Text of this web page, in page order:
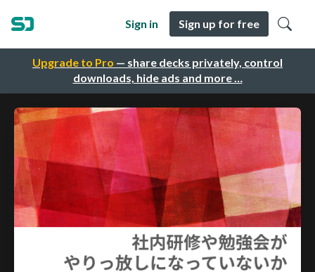
Upgrade to Pro — share decks privately, control
downloads, hide ads and more …
Sign in Sign up for free